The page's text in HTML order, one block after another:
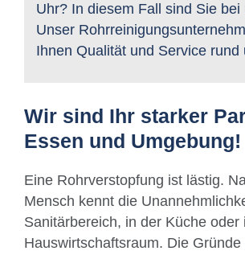
Uhr? In diesem Fall sind Sie bei
Unser
Ihnen Qualität und Service rund
Wir sind Ihr starker
Essen und Umgebung!
Eine Rohrverstopfung ist lästig.
Mensch kennt die
Sanitärbereich, in der Küche oder
Hauswirtschaftsraum. Die Gründe